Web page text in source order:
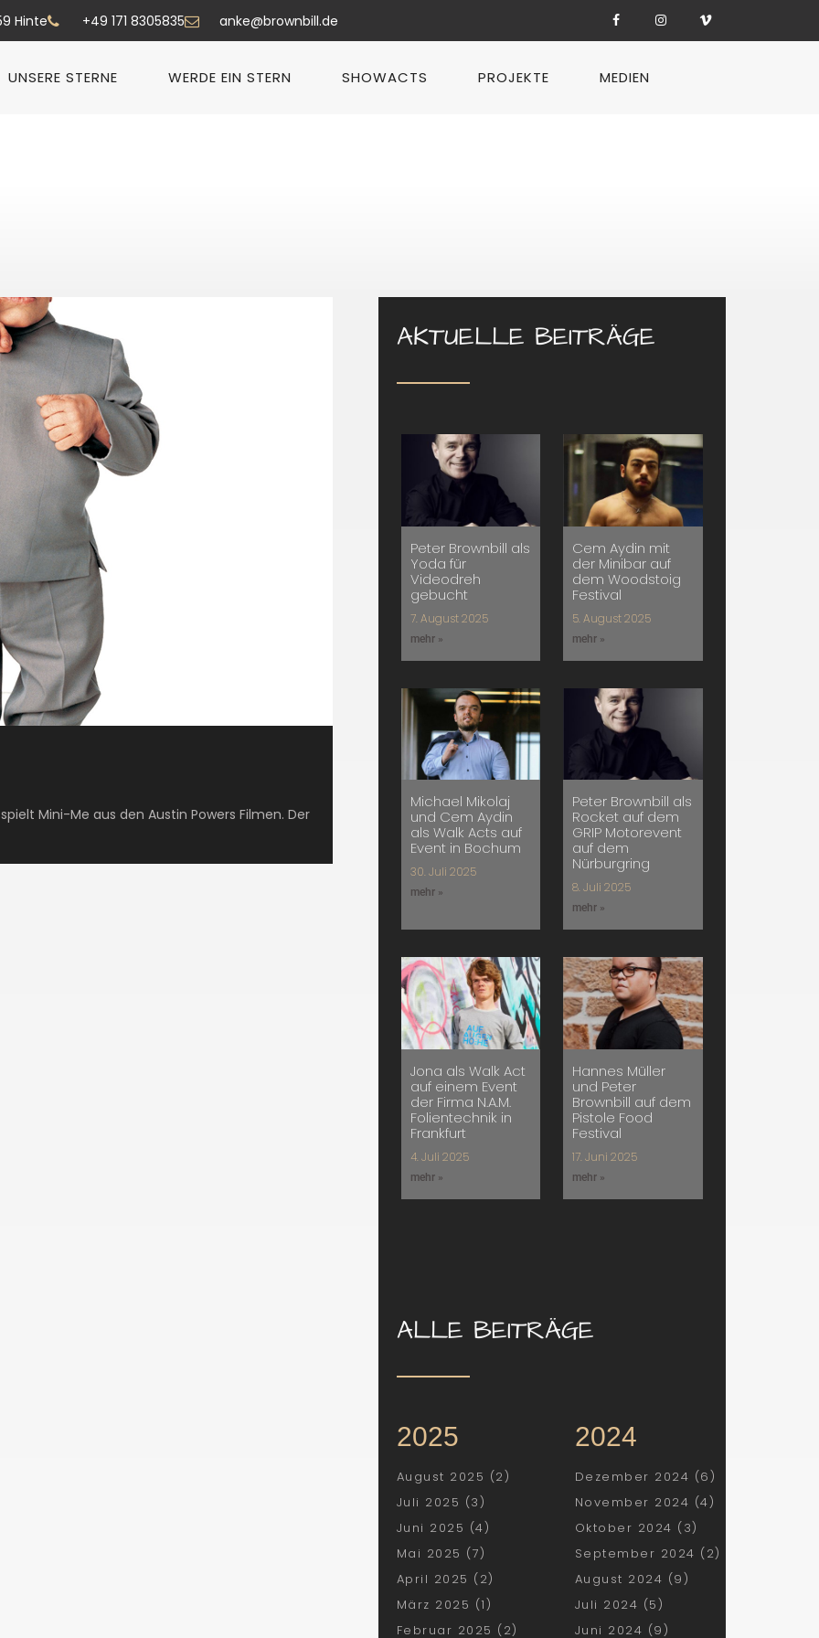
Hinte +49 171 8305835 anke@brownbill.de
UNSERE STERNE WERDE EIN STERN SHOWACTS PROJEKTE MEDIEN
Mini-Me aus den Austin Powers Filmen. Der
AKTUELLE BEITRÄGE
Peter Brownbill als
Yoda für
Videodreh
gebucht
7. August 2025
mehr »
Cem Aydin mit
der Minibar auf
dem Woodstoig
Festival
5. August 2025
mehr »
Michael Mikolaj
und Cem Aydin
als Walk Acts auf
Event in Bochum
30. Juli 2025
mehr »
Peter Brownbill als
Rocket auf dem
GRIP Motorevent
auf dem
Nürburgring
8. Juli 2025
mehr »
Jona als Walk Act
auf einem Event
der Firma N.A.M.
Folientechnik in
Frankfurt
4. Juli 2025
mehr »
Hannes Müller
und Peter
Brownbill auf dem
Pistole Food
Festival
17. Juni 2025
mehr »
ALLE BEITRÄGE
2025
August 2025 (2)
Juli 2025 (3)
Juni 2025 (4)
Mai 2025 (7)
April 2025 (2)
März 2025 (1)
Februar 2025 (2)
2024
Dezember 2024 (6)
November 2024 (4)
Oktober 2024 (3)
September 2024 (2)
August 2024 (9)
Juli 2024 (5)
Juni 2024 (9)